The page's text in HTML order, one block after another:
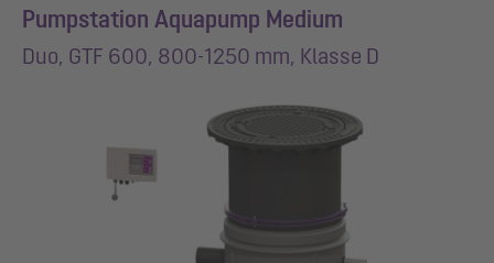
Pumpstation Aquapump Medium
Duo, GTF 600, 800-1250 mm, Klasse D